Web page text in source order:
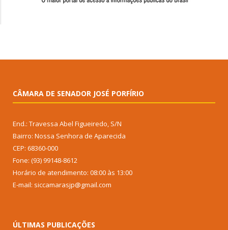
CÂMARA DE SENADOR JOSÉ PORFÍRIO
End.: Travessa Abel Figueiredo, S/N
Bairro: Nossa Senhora de Aparecida
CEP: 68360-000
Fone: (93) 99148-8612
Horário de atendimento: 08:00 às 13:00
E-mail: siccamarasjp@gmail.com
ÚLTIMAS PUBLICAÇÕES